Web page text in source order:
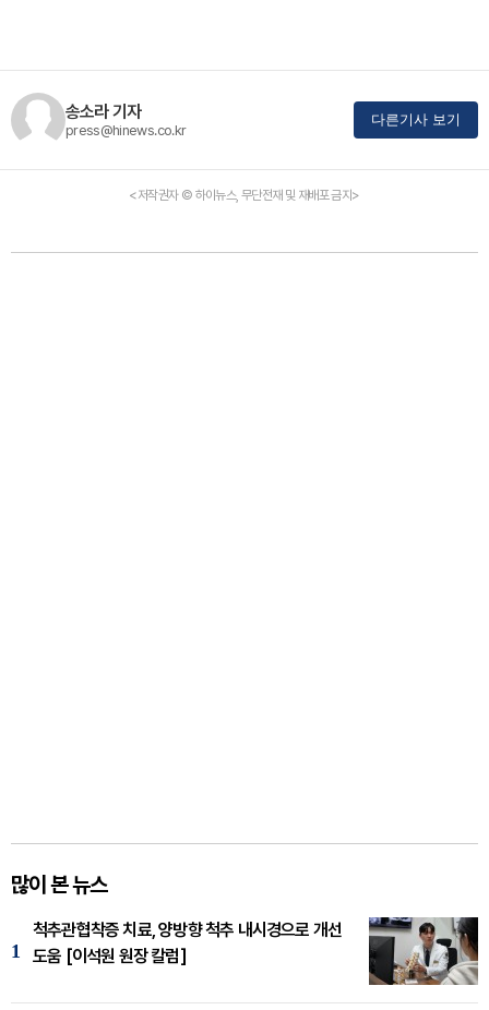
송소라 기자
press@hinews.co.kr
다른기사 보기
<저작권자 © 하이뉴스, 무단전재 및 재배포 금지>
많이 본 뉴스
1
척추관협착증 치료, 양방향 척추 내시경으로 개선
도움 [이석원 원장 칼럼]